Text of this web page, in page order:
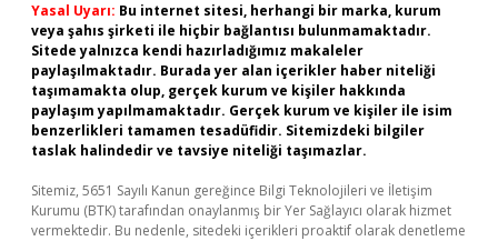
Yasal Uyarı: Bu internet sitesi, herhangi bir marka, kurum
veya şahıs şirketi ile hiçbir bağlantısı bulunmamaktadır.
Sitede yalnızca kendi hazırladığımız makaleler
paylaşılmaktadır. Burada yer alan içerikler haber niteliği
taşımamakta olup, gerçek kurum ve kişiler hakkında
paylaşım yapılmamaktadır. Gerçek kurum ve kişiler ile isim
benzerlikleri tamamen tesadüfidir. Sitemizdeki bilgiler
taslak halindedir ve tavsiye niteliği taşımazlar.
Sitemiz, 5651 Sayılı Kanun gereğince Bilgi Teknolojileri ve İletişim
Kurumu (BTK) tarafından onaylanmış bir Yer Sağlayıcı olarak hizmet
vermektedir. Bu nedenle, sitedeki içerikleri proaktif olarak denetleme